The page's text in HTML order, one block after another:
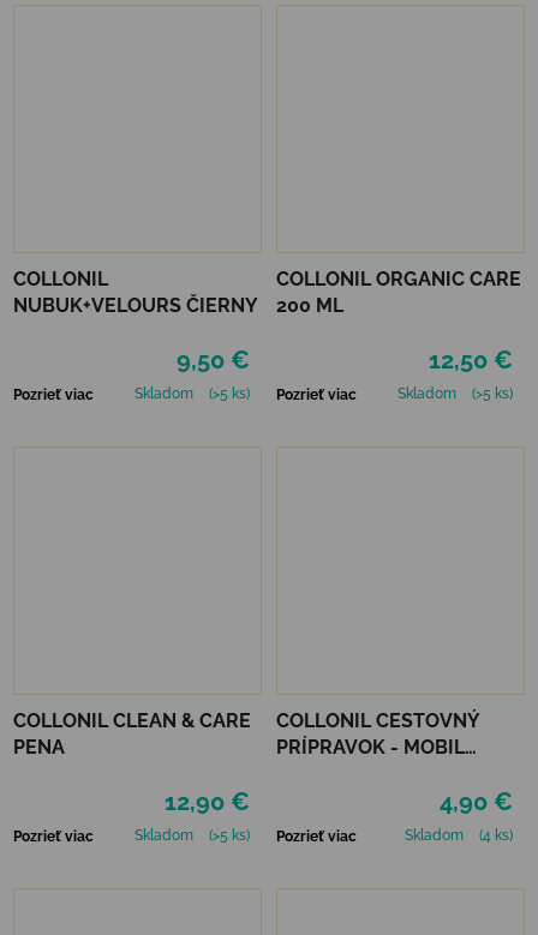
COLLONIL
NUBUK+VELOURS ČIERNY
9,50 €
Pozrieť viac Skladom (>5 ks)
COLLONIL ORGANIC CARE
200 ML
12,50 €
Pozrieť viac Skladom (>5 ks)
COLLONIL CLEAN & CARE
PENA
12,90 €
Pozrieť viac Skladom (>5 ks)
COLLONIL CESTOVNÝ
PRÍPRAVOK - MOBIL
4,90 €
Pozrieť viac Skladom (4 ks)